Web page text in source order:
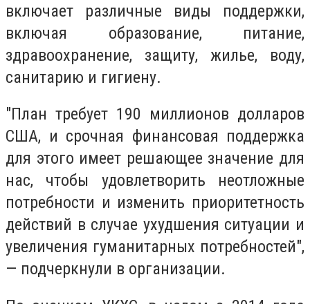
включает различные виды поддержки,
включая образование, питание,
здравоохранение, защиту, жилье, воду,
санитарию и гигиену.
"План требует 190 миллионов долларов
США, и срочная финансовая поддержка
для этого имеет решающее значение для
нас, чтобы удовлетворить неотложные
потребности и изменить приоритетность
действий в случае ухудшения ситуации и
увеличения гуманитарных потребностей",
— подчеркнули в организации.